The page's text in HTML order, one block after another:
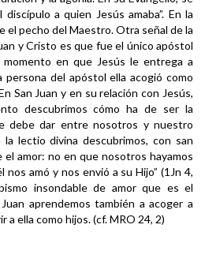
a quien Jesús amaba”. En la
el pecho del Maestro. Otra señal de la
y Cristo es que fue el único apóstol
en que Jesús le entrega a
persona del apóstol ella acogió como
San Juan y en su relación con Jesús,
descubrimos cómo ha de ser la
debe dar entre nosotros y nuestro
la lectio divina descubrimos, con san
el amor: no en que nosotros hayamos
nos amó y nos envió a su Hijo” (1Jn 4,
insondable de amor que es el
aprendemos también a acoger a
a ella como hijos. (cf. MRO 24, 2)